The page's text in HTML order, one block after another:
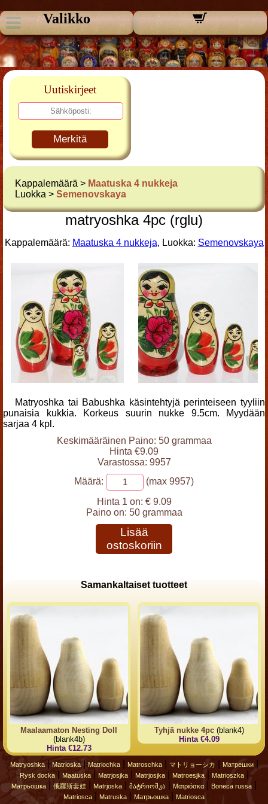
Valikko
Uutiskirjeet
Merkitä
Kappalemäärä > Maatuska 4 nukkeja
Luokka > Semenovskaya
matryoshka 4pc (rglu)
Kappalemäärä: Maatuska 4 nukkeja, Luokka: Semenovskaya
Matryoshka tai Babushka käsintehtyjä perinteiseen tyyliin
punaisia kukkia. Korkeus suurin nukke 9.5cm. Myydään
sarjaa 4 kpl.
Keskimääräinen Paino: 50 grammaa
Hinta €9.09
Varastossa: 9957
Määrä:
(max 9957)
Hinta 1 on: € 9.09
Paino on: 50 grammaa
Lisää
ostoskoriin
Samankaltaiset tuotteet
Maalaamaton Nesting Doll
(blank4b)
Hinta €12.73
Tyhjä nukke 4pc(blank4)
Hinta €4.09
Matryoshka| Matrioska| Matriochka| Matroschka| マトリョーシカ Матрешки|
Rysk docka| Maatuska| Matrjosjka| Matrjosjka| Matroesjka| Matrioszka|
Матрьошка 俄羅斯套娃 Matrjoska მატრიოშკა Ματριόσκα Boneca russa
Matriosca Matruska Матрьошка Matriosca